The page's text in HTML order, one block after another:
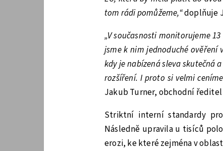
tom rádi pomůžeme,“doplňuje
„V současnosti monitorujeme
jsme k nim jednoduché ověření
kdy je nabízená sleva skutečná
rozšíření. I proto si velmi
Jakub Turner, obchodní ředitel
Striktní interní standardy
Následně upravila u tisíců
erozi, ke které zejména v